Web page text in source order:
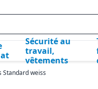
Sécurité au
travail,
vêtements
Standard weiss